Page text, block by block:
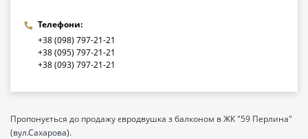
Телефони:
+38 (098) 797-21-21
+38 (095) 797-21-21
+38 (093) 797-21-21
Пропонується до продажу євродвушка з балконом в ЖК "59 Перлина"
(вул.Сахарова).